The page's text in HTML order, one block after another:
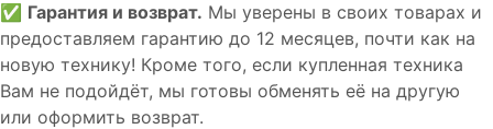
✅ Гарантия и возврат. Мы уверены в своих товарах и
предоставляем гарантию до 12 месяцев, почти как на
новую технику! Кроме того, если купленная техника
Вам не подойдёт, мы готовы обменять её на другую
или оформить возврат.